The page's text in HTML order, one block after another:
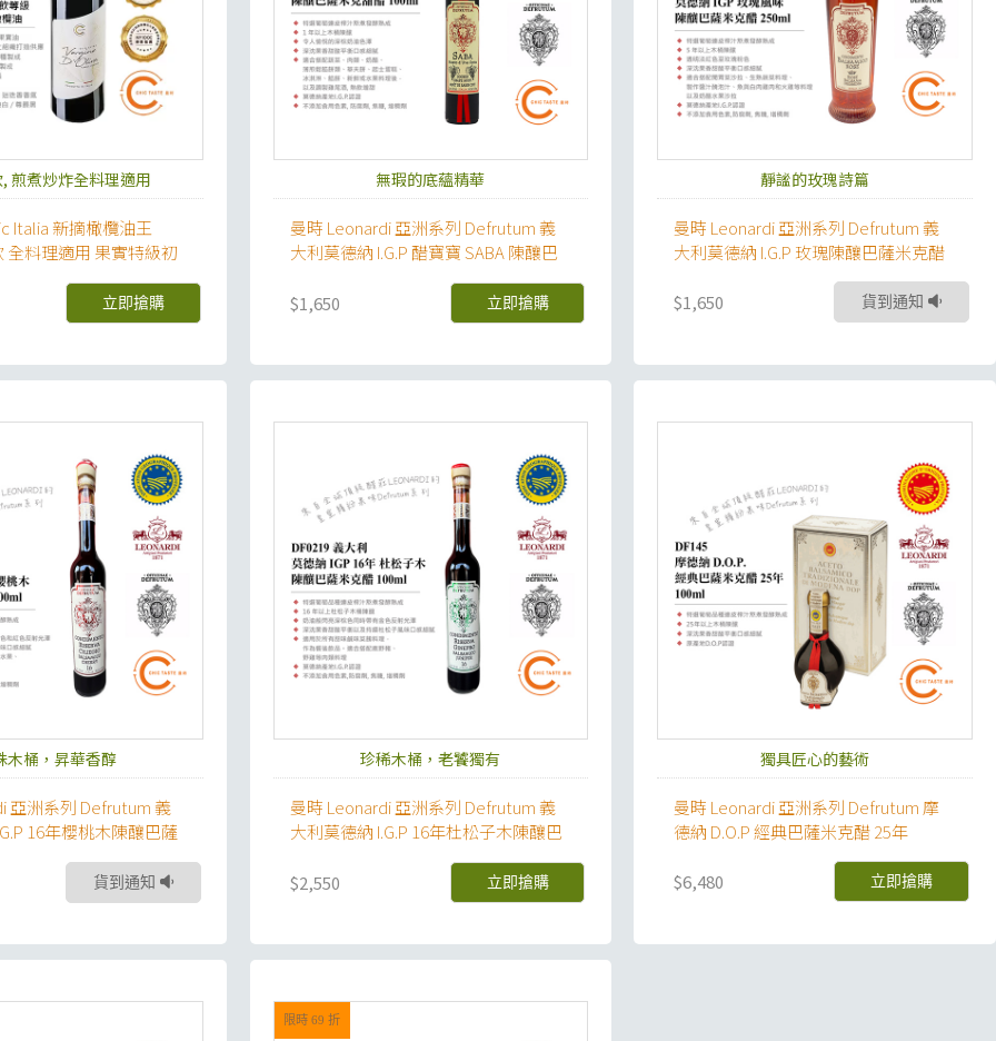
煎煮炒炸全料理適用
Italia 新摘橄欖油王
全料理適用 果實特級初
立即搶購
無瑕的底蘊精華
曼時 Leonardi 亞洲系列 Defrutum 義
大利莫德納 I.G.P 醋寶寶 SABA 陳釀巴
$1,650
立即搶購
靜謐的玫瑰詩篇
曼時 Leonardi 亞洲系列 Defrutum 義
大利莫德納 I.G.P 玫瑰陳釀巴薩米克醋
$1,650 貨到通知
木桶，昇華香醇
亞洲系列 Defrutum 義
16年櫻桃木陳釀巴薩
貨到通知
珍稀木桶，老饕獨有
曼時 Leonardi 亞洲系列 Defrutum 義
大利莫德納 I.G.P 16年杜松子木陳釀巴
$2,550
立即搶購
獨具匠心的藝術
曼時 Leonardi 亞洲系列 Defrutum 摩
德納 D.O.P 經典巴薩米克醋 25年
$6,480 立即搶購
限時 69 折